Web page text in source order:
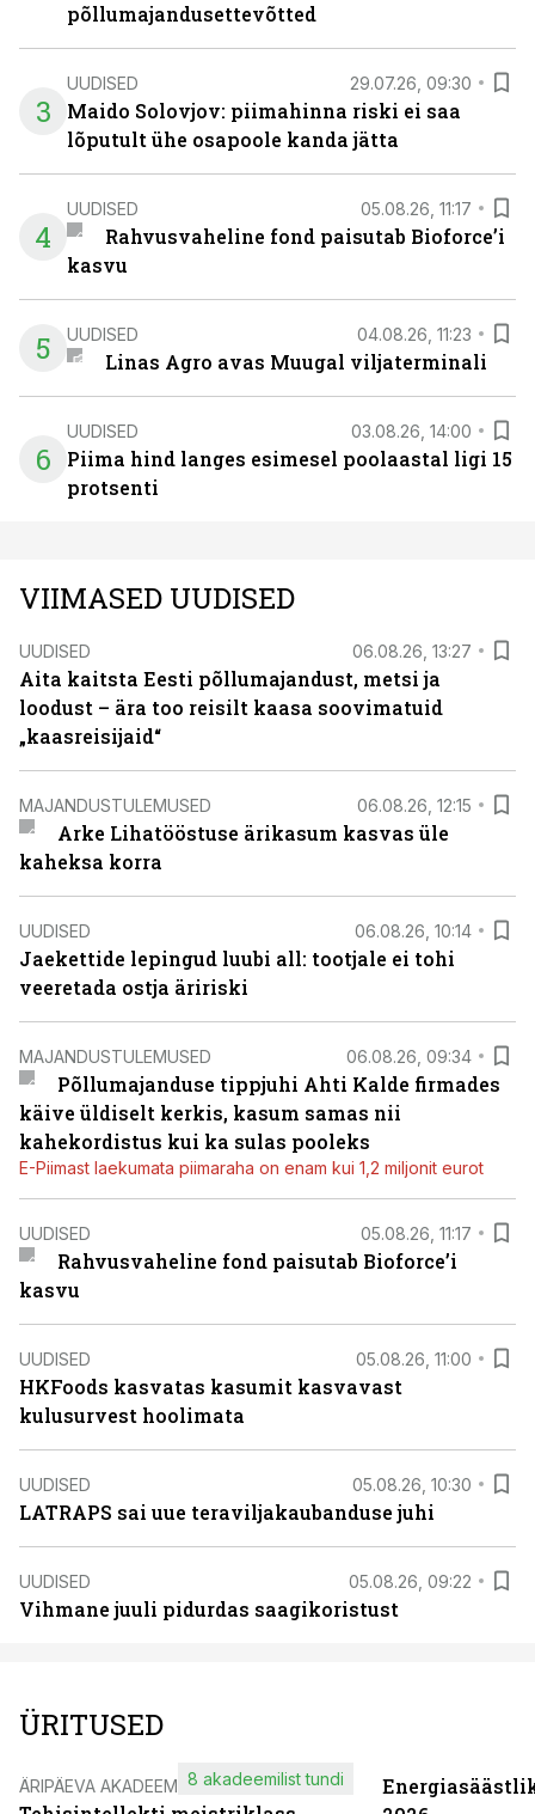
põllumajandusettevõtted
3
UUDISED 29.07.26, 09:30
Maido Solovjov: piimahinna riski ei saa
lõputult ühe osapoole kanda jätta
4
UUDISED 05.08.26, 11:17
Rahvusvaheline fond paisutab Bioforce’i
kasvu
5 UUDISED 04.08.26, 11:23
Linas Agro avas Muugal viljaterminali
6
UUDISED 03.08.26, 14:00
Piima hind langes esimesel poolaastal ligi 15
protsenti
VIIMASED UUDISED
UUDISED 06.08.26, 13:27
Aita kaitsta Eesti põllumajandust, metsi ja
loodust – ära too reisilt kaasa soovimatuid
„kaasreisijaid“
MAJANDUSTULEMUSED 06.08.26, 12:15
Arke Lihatööstuse ärikasum kasvas üle
kaheksa korra
UUDISED 06.08.26, 10:14
Jaekettide lepingud luubi all: tootjale ei tohi
veeretada ostja äririski
MAJANDUSTULEMUSED 06.08.26, 09:34
Põllumajanduse tippjuhi Ahti Kalde firmades
käive üldiselt kerkis, kasum samas nii
kahekordistus kui ka sulas pooleks
E-Piimast laekumata piimaraha on enam kui 1,2 miljonit eurot
UUDISED 05.08.26, 11:17
Rahvusvaheline fond paisutab Bioforce’i
kasvu
UUDISED 05.08.26, 11:00
HKFoods kasvatas kasumit kasvavast
kulusurvest hoolimata
UUDISED 05.08.26, 10:30
LATRAPS sai uue teraviljakaubanduse juhi
UUDISED 05.08.26, 09:22
Vihmane juuli pidurdas saagikoristust
ÜRITUSED
ÄRIPÄEVA AKADEEMIA8 akadeemilist tundi